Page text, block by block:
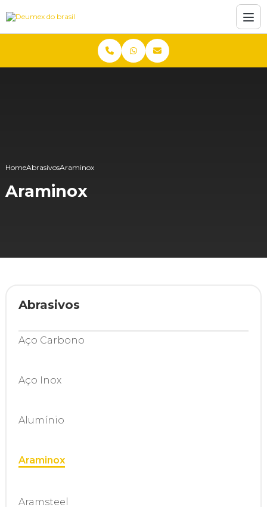
HomeAbrasivosAraminox
Araminox
Abrasivos
Aço Carbono
Aço Inox
Alumínio
Araminox
Aramsteel